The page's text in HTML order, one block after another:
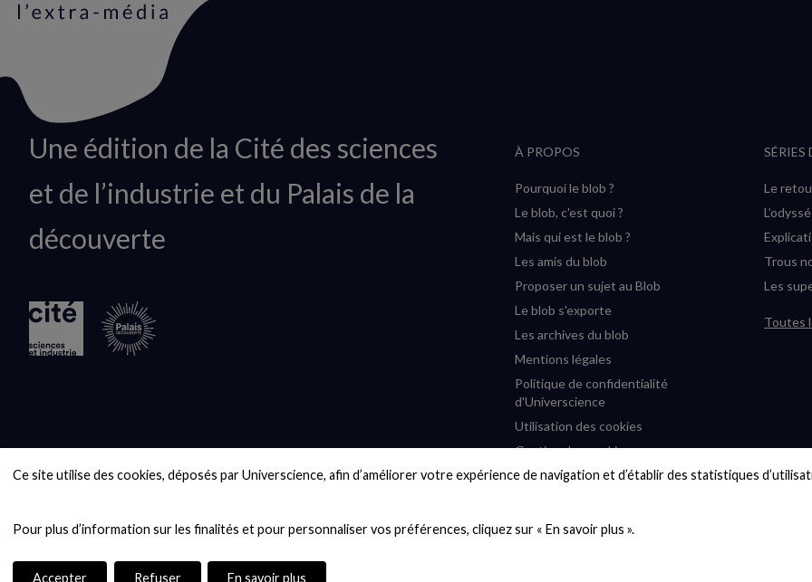
Ce site utilise des cookies, déposés par Universcience, afin d’améliorer votre expérience de navigation et d’établir des statistiques
Accepter Refuser En savoir plus
Animation
logo
Une édition de la Cité des sciences
et de l’industrie et du Palais de la
découverte
À PROPOS
Pourquoi le blob ?
Le blob, c'est quoi ?
Mais qui est le blob ?
Les amis du blob
Proposer un sujet au Blob
Le blob s'exporte
Les archives du blob
Mentions légales
Politique de confidentialité
d'Universcience
Utilisation des cookies
Gestion des cookies
Accessibilité : partiellement
SÉRIES
Le
Trous
Les
Toutes